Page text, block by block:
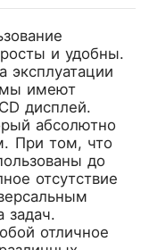
и удобны.
эксплуатации
имеют
дисплей.
абсолютно
При том, что
до
отсутствие
задач.
отличное